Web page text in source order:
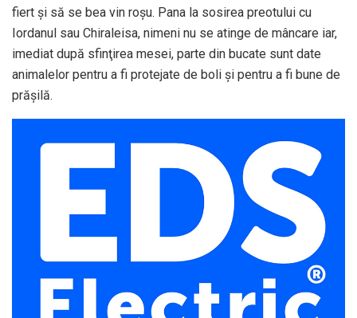
fiert şi să se bea vin roşu. Pana la sosirea preotului cu
Iordanul sau Chiraleisa, nimeni nu se atinge de mâncare iar,
imediat după sfinţirea mesei, parte din bucate sunt date
animalelor pentru a fi protejate de boli şi pentru a fi bune de
prăşilă.